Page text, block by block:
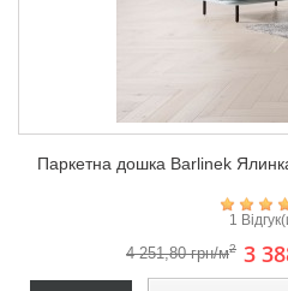
Паркетна дошка Barlinek
1
4 251,80 грн/м2 3